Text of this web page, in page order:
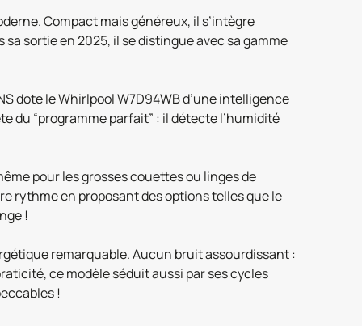
Compact mais généreux, il s’intègre
sortie en 2025, il se distingue avec sa gamme
dote le Whirlpool W7D94WB d’une intelligence
du “programme parfait” : il détecte l’humidité
pour les grosses couettes ou linges de
rythme en proposant des options telles que le
!
remarquable. Aucun bruit assourdissant :
ce modèle séduit aussi par ses cycles
!